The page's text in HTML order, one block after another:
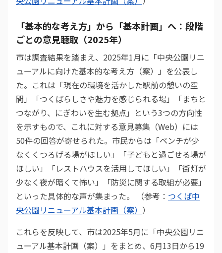
「基本的な考え方」から「基本計画」へ：段階
ごとの意見聴取（2025年）
市は調査結果を踏まえ、2025年1月に「中央公園リニ
ューアルに向けた基本的な考え方（案）」を公表し
た。これは「現在の環境を活かした駅前の憩いの空
間」「つくばらしさや魅力を感じられる場」「まちと
つながり、にぎわいを生む拠点」という3つの方向性
を示すもので、これに対する意見募集（Web）には
50件の回答が寄せられた。市民からは「ベンチが少
なくくつろげる場がほしい」「子どもと過ごせる場が
ほしい」「レストハウスを活用してほしい」「街灯が
少なく夜が暗くて怖い」「防災に関する取組が必要」
といった具体的な声が集まった。 （参考： つくば中
央公園リニューアル基本計画（案） ）
これらを反映して、市は2025年5月に「中央公園リニ
ューアル基本計画（案）」をまとめ、6月13日から19